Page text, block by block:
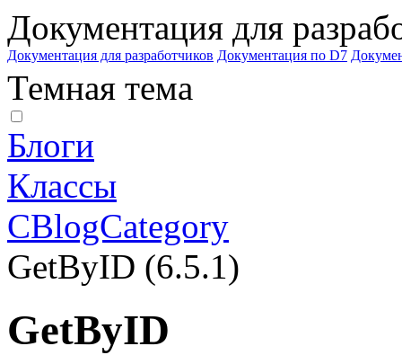
Документация для
Документация для разработчиков Документация по D7
Темная тема
Блоги
Классы
CBlogCategory
GetByID (6.5.1)
GetByID